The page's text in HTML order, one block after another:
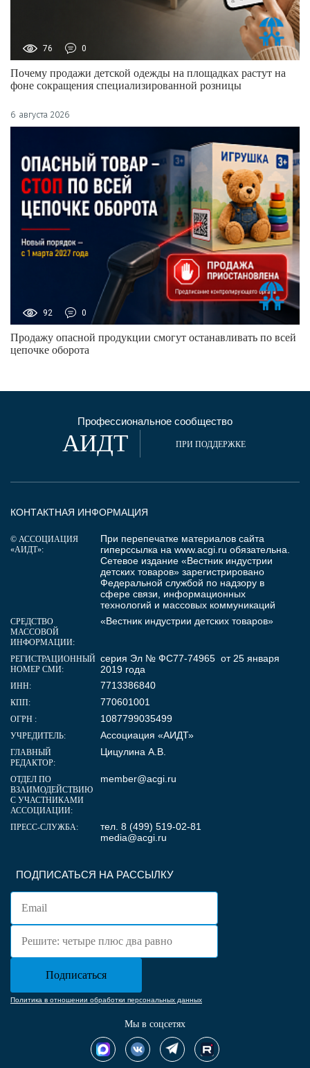
76 0
Почему продажи детской одежды на площадках растут на
фоне сокращения специализированной розницы
6 августа 2026
92 0
Продажу опасной продукции смогут останавливать по всей
цепочке оборота
Профессиональное сообщество
АИДТ ПРИ ПОДДЕРЖКЕ
ПОДПИСАТЬСЯ НА РАССЫЛКУ
Политика в отношении обработки персональных данных
Мы в соцсетях
КОНТАКТНАЯ ИНФОРМАЦИЯ
© АССОЦИАЦИЯ
«АИДТ»:
При перепечатке материалов сайта
гиперссылка на www.acgi.ru обязательна.
Сетевое издание «Вестник индустрии
детских товаров» зарегистрировано
Федеральной службой по надзору в
сфере связи, информационных
технологий и массовых коммуникаций
СРЕДСТВО
МАССОВОЙ
ИНФОРМАЦИИ:
«Вестник индустрии детских товаров»
РЕГИСТРАЦИОННЫЙ
НОМЕР СМИ:
серия Эл № ФС77-74965 от 25 января
2019 года
ИНН: 7713386840
КПП: 770601001
ОГРН : 1087799035499
УЧРЕДИТЕЛЬ: Ассоциация «АИДТ»
ГЛАВНЫЙ
РЕДАКТОР:
Цицулина А.В.
ОТДЕЛ ПО
ВЗАИМОДЕЙСТВИЮ
С УЧАСТНИКАМИ
АССОЦИАЦИИ:
member@acgi.ru
ПРЕСС-СЛУЖБА:
тел. 8 (499) 519-02-81
media@acgi.ru